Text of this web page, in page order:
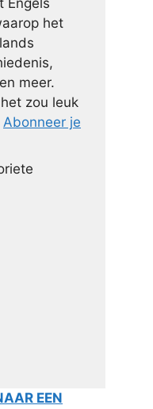
Engels
het
meer.
zou leuk
Abonneer je
EEN